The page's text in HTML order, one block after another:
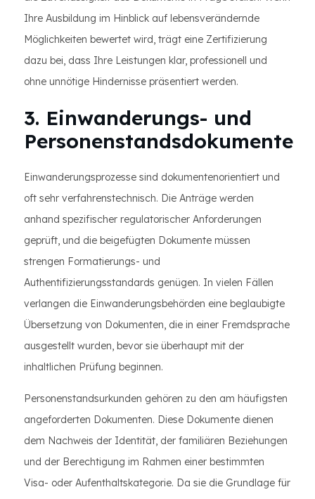
Ihre Ausbildung im Hinblick auf lebensverändernde
Möglichkeiten bewertet wird, trägt eine Zertifizierung
dazu bei, dass Ihre Leistungen klar, professionell und
ohne unnötige Hindernisse präsentiert werden.
3. Einwanderungs- und
Personenstandsdokumente
Einwanderungsprozesse sind dokumentenorientiert und
oft sehr verfahrenstechnisch. Die Anträge werden
anhand spezifischer regulatorischer Anforderungen
geprüft, und die beigefügten Dokumente müssen
strengen Formatierungs- und
Authentifizierungsstandards genügen. In vielen Fällen
verlangen die Einwanderungsbehörden eine beglaubigte
Übersetzung von Dokumenten, die in einer Fremdsprache
ausgestellt wurden, bevor sie überhaupt mit der
inhaltlichen Prüfung beginnen.
Personenstandsurkunden gehören zu den am häufigsten
angeforderten Dokumenten. Diese Dokumente dienen
dem Nachweis der Identität, der familiären Beziehungen
und der Berechtigung im Rahmen einer bestimmten
Visa- oder Aufenthaltskategorie. Da sie die Grundlage für